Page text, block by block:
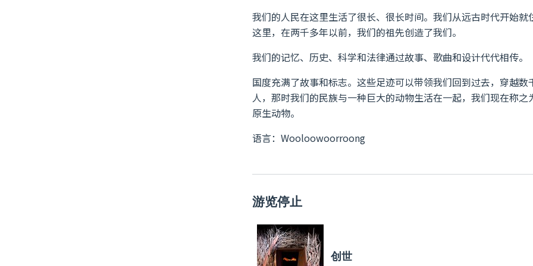
我们的人民在这里生活了很长、很长时间。我们从远古时代开始就
这里，在两千多年以前，我们的祖先创造了我们。
我们的记忆、历史、科学和法律通过故事、歌曲和设计代代相传。
国度充满了故事和标志。这些足迹可以带领我们回到过去，穿越数
人，那时我们的民族与一种巨大的动物生活在一起，我们现在称之
原生动物。
语言：Wooloowoorroong
游览停止
创世